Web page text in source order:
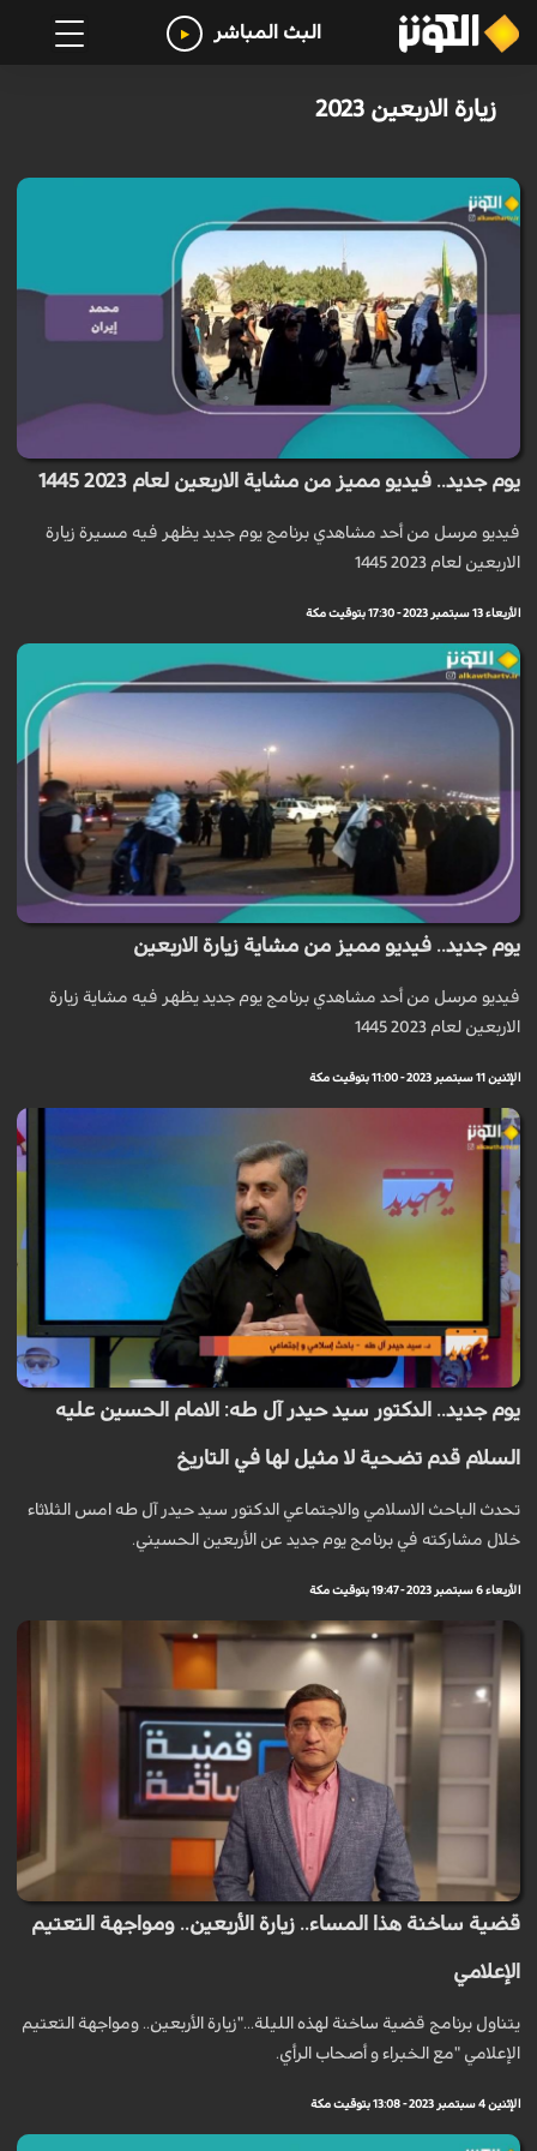
البث المباشر
زيارة الاربعين 2023
يوم جديد.. فيديو مميز من مشاية الاربعين لعام 2023 1445
فيديو مرسل من أحد مشاهدي برنامج يوم جديد يظهر فيه مسيرة زيارة
الاربعين لعام 2023 1445
الأربعاء 13 سبتمبر 2023 - 17:30 بتوقيت مكة
يوم جديد.. فيديو مميز من مشاية زيارة الاربعين
فيديو مرسل من أحد مشاهدي برنامج يوم جديد يظهر فيه مشاية زيارة
الاربعين لعام 2023 1445
الإثنين 11 سبتمبر 2023 - 11:00 بتوقيت مكة
يوم جديد.. الدكتور سيد حيدر آل طه: الامام الحسين عليه
السلام قدم تضحية لا مثيل لها في التاريخ
تحدث الباحث الاسلامي والاجتماعي الدكتور سيد حيدر آل طه امس الثلاثاء
خلال مشاركته في برنامج يوم جديد عن الأربعين الحسيني.
الأربعاء 6 سبتمبر 2023 - 19:47 بتوقيت مكة
قضية ساخنة هذا المساء.. زيارة الأربعين.. ومواجهة التعتيم
الإعلامي
يتناول برنامج قضية ساخنة لهذه الليلة..."زيارة الأربعين.. ومواجهة التعتيم
الإعلامي "مع الخبراء و أصحاب الرأي.
الإثنين 4 سبتمبر 2023 - 13:08 بتوقيت مكة